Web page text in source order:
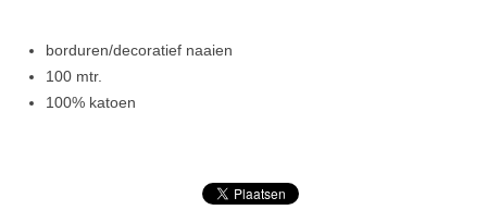
borduren/decoratief naaien
100 mtr.
100% katoen